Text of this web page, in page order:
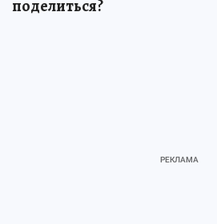
поделиться?